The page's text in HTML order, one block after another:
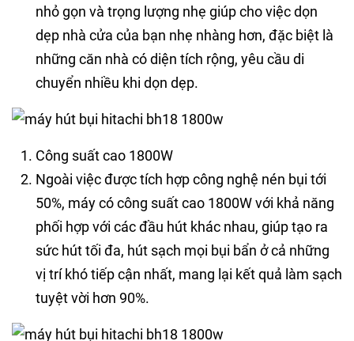
nhỏ gọn và trọng lượng nhẹ giúp cho việc dọn
dẹp nhà cửa của bạn nhẹ nhàng hơn, đặc biệt là
những căn nhà có diện tích rộng, yêu cầu di
chuyển nhiều khi dọn dẹp.
Công suất cao 1800W
Ngoài việc được tích hợp công nghệ nén bụi tới
50%, máy có công suất cao 1800W với khả năng
phối hợp với các đầu hút khác nhau, giúp tạo ra
sức hút tối đa, hút sạch mọi bụi bẩn ở cả những
vị trí khó tiếp cận nhất, mang lại kết quả làm sạch
tuyệt vời hơn 90%.